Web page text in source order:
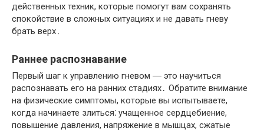
действенных техник, которые помогут вам сохранять
спокойствие в сложных ситуациях и не давать гневу
брать верх․
Раннее распознавание
Первый шаг к управлению гневом ― это научиться
распознавать его на ранних стадиях․ Обратите внимание
на физические симптомы, которые вы испытываете,
когда начинаете злиться⁚ учащенное сердцебиение,
повышение давления, напряжение в мышцах, сжатые